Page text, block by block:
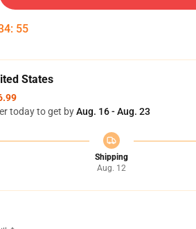
: 54
States
today to get byAug. 16 - Aug. 23
Shipping
Aug. 12